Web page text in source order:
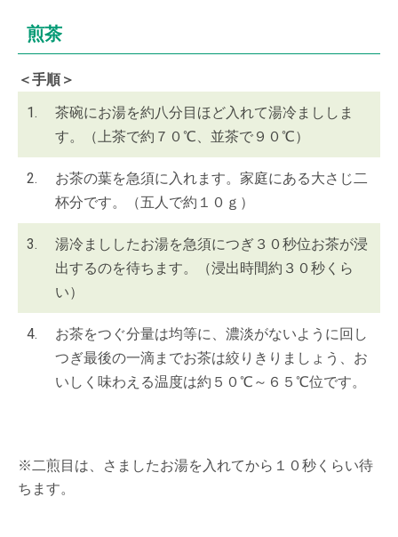
煎茶
＜手順＞
1.
茶碗にお湯を約八分目ほど入れて湯冷まししま
す。（上茶で約７０℃、並茶で９０℃）
2.
お茶の葉を急須に入れます。家庭にある大さじ二
杯分です。（五人で約１０ｇ）
3.
湯冷まししたお湯を急須につぎ３０秒位お茶が浸
出するのを待ちます。（浸出時間約３０秒くら
い）
4.
お茶をつぐ分量は均等に、濃淡がないように回し
つぎ最後の一滴までお茶は絞りきりましょう、お
いしく味わえる温度は約５０℃～６５℃位です。
※二煎目は、さましたお湯を入れてから１０秒くらい待
ちます。